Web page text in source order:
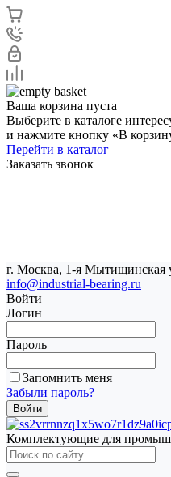
Ваша корзина пуста
Выберите в каталоге
и нажмите кнопку «В
Перейти в каталог
Заказать звонок
г. Москва, 1-я Мытищинская
info@industrial-bearing.ru
Войти
Логин
Пароль
Запомнить меня
Забыли пароль?
Комплектующие для